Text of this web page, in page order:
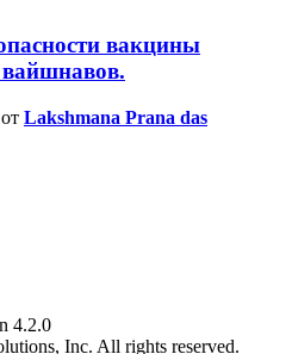
вакцины
Lakshmana Prana das
4.2.0
Inc. All rights reserved.